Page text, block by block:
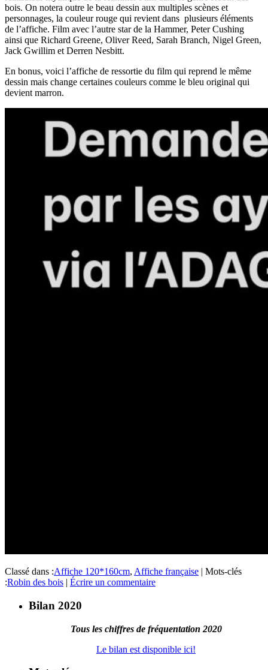
bois. On notera outre le beau dessin aux multiples scènes et
personnages, la couleur rouge qui revient dans plusieurs éléments
de l’affiche. Film avec l’autre star de la Hammer, Peter Cushing
ainsi que Richard Greene, Oliver Reed, Sarah Branch, Nigel Green,
Jack Gwillim et Derren Nesbitt.
En bonus, voici l’affiche de ressortie du film qui reprend le même
dessin mais change certaines couleurs comme le bleu original qui
devient marron.
Classé dans :Affiche 120*160cm, Affiche française | Mots-clés
:Robin des bois | Écrire un commentaire
Bilan 2020
Tous les chiffres de fréquentation 2020
Le bilan est disponible ici!